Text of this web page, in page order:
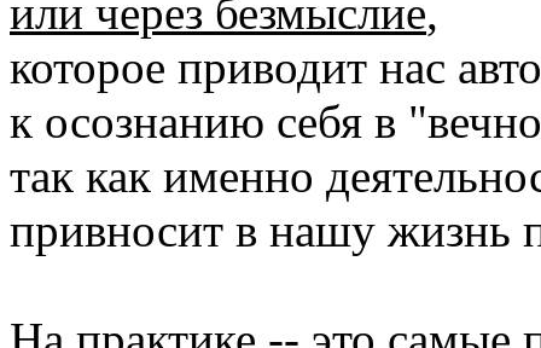
или через безмыслие,
которое приводит нас
к осознанию себя в
так как именно
привносит в нашу жизнь